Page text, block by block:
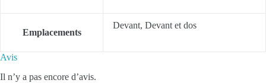
Emplacements
Devant, Devant et dos
Avis
Il n’y a pas encore d’avis.